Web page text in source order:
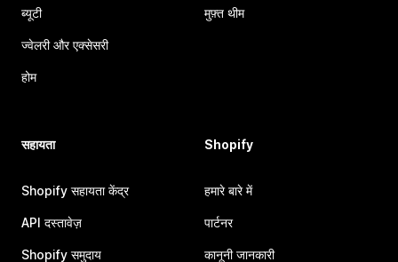
ब्यूटी
ज्वेलरी और एक्सेसरी
होम
मुफ़्त थीम
सहायता
Shopify सहायता केंद्र
API दस्तावेज़
Shopify समुदाय
Shopify
हमारे बारे में
पार्टनर
कानूनी जानकारी